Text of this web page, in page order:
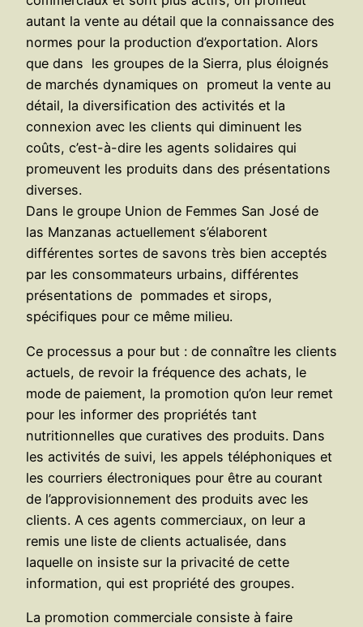
autant la vente au détail que la connaissance des
normes pour la production d’exportation. Alors
que dans les groupes de la Sierra, plus éloignés
de marchés dynamiques on promeut la vente au
détail, la diversification des activités et la
connexion avec les clients qui diminuent les
coûts, c’est-à-dire les agents solidaires qui
promeuvent les produits dans des présentations
diverses.
Dans le groupe Union de Femmes San José de
las Manzanas actuellement s’élaborent
différentes sortes de savons très bien acceptés
par les consommateurs urbains, différentes
présentations de pommades et sirops,
spécifiques pour ce même milieu.
Ce processus a pour but : de connaître les clients
actuels, de revoir la fréquence des achats, le
mode de paiement, la promotion qu’on leur remet
pour les informer des propriétés tant
nutritionnelles que curatives des produits. Dans
les activités de suivi, les appels téléphoniques et
les courriers électroniques pour être au courant
de l’approvisionnement des produits avec les
clients. A ces agents commerciaux, on leur a
remis une liste de clients actualisée, dans
laquelle on insiste sur la privacité de cette
information, qui est propriété des groupes.
La promotion commerciale consiste à faire